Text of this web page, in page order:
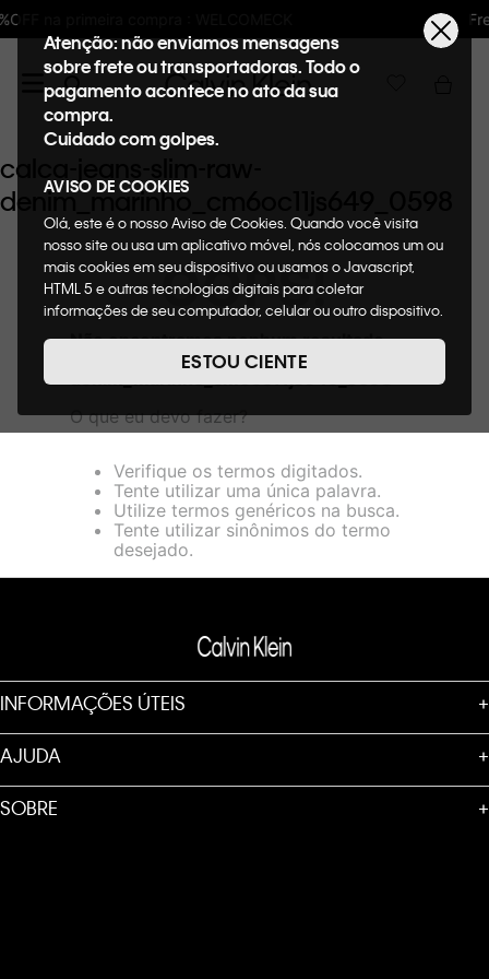
Frete GRÁTIS nas compras
Atenção: não enviamos mensagens
sobre frete ou transportadoras. Todo o
pagamento acontece no ato da sua
compra.
Cuidado com golpes.
AVISO DE COOKIES
Olá, este é o nosso Aviso de Cookies. Quando você visita
nosso site ou usa um aplicativo móvel, nós colocamos um ou
mais cookies em seu dispositivo ou usamos o Javascript,
HTML 5 e outras tecnologias digitais para coletar
informações de seu computador, celular ou outro dispositivo.
de cookies, informaremos quais cookies usaremos e quais
suas funções. A forma como processamos os dados
nosso Aviso de Privacidade. Quando você visita nosso site,
fornecer a você toda a funcionalidade do site, incluindo,
entre outros, a capacidade de comprar um item em nossa
loja virtual. Para maiores informações sobre o nosso aviso de
Cookies acesse o link.
ESTOU CIENTE
calca-jeans-slim-raw-
denim_marinho_cm6oc11js649_0598
OOPS!
Não encontramos nenhum resultado
calca-jeans-slim-raw-
denim_marinho_cm6oc11js649_0598"
O que eu devo fazer?
Verifique os termos digitados.
Tente utilizar uma única palavra.
Utilize termos genéricos na busca.
Tente utilizar sinônimos do termo
desejado.
INFORMAÇÕES ÚTEIS +
AJUDA +
SOBRE +